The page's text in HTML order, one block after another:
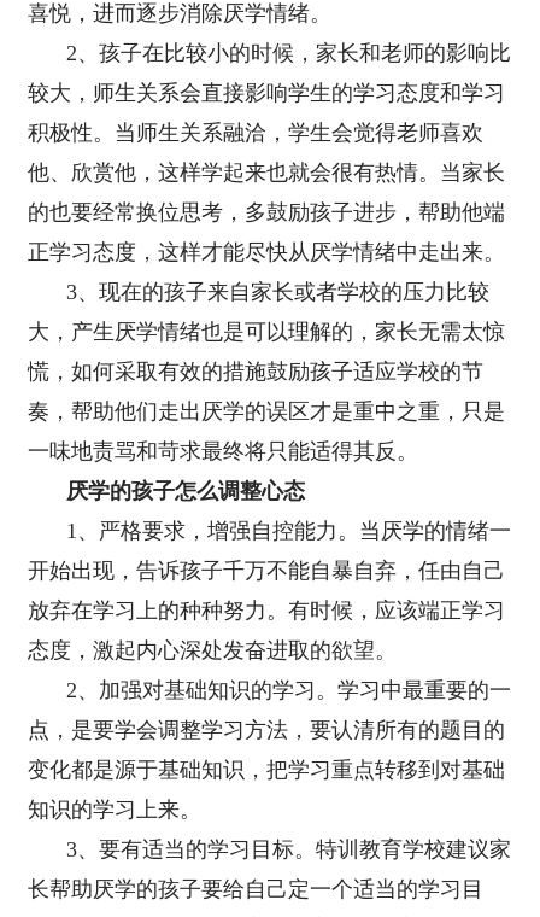
喜悦，进而逐步消除厌学情绪。
2、孩子在比较小的时候，家长和老师的影响比
较大，师生关系会直接影响学生的学习态度和学习
积极性。当师生关系融洽，学生会觉得老师喜欢
他、欣赏他，这样学起来也就会很有热情。当家长
的也要经常换位思考，多鼓励孩子进步，帮助他端
正学习态度，这样才能尽快从厌学情绪中走出来。
3、现在的孩子来自家长或者学校的压力比较
大，产生厌学情绪也是可以理解的，家长无需太惊
慌，如何采取有效的措施鼓励孩子适应学校的节
奏，帮助他们走出厌学的误区才是重中之重，只是
一味地责骂和苛求最终将只能适得其反。
厌学的孩子怎么调整心态
1、严格要求，增强自控能力。当厌学的情绪一
开始出现，告诉孩子千万不能自暴自弃，任由自己
放弃在学习上的种种努力。有时候，应该端正学习
态度，激起内心深处发奋进取的欲望。
2、加强对基础知识的学习。学习中最重要的一
点，是要学会调整学习方法，要认清所有的题目的
变化都是源于基础知识，把学习重点转移到对基础
知识的学习上来。
3、要有适当的学习目标。特训教育学校建议家
长帮助厌学的孩子要给自己定一个适当的学习目